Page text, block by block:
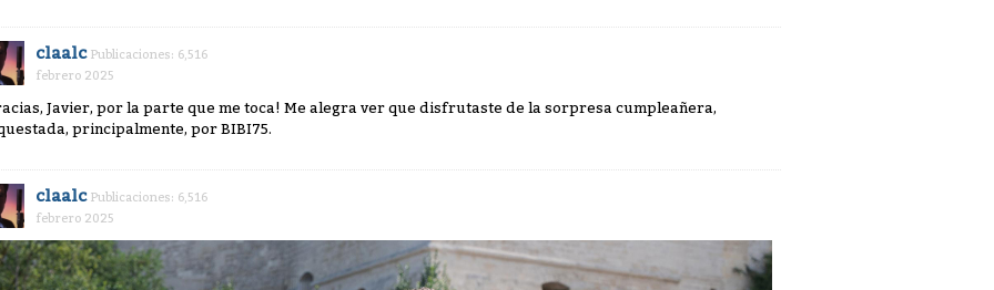
claalc Publicaciones: 6,516
febrero 2025
Javier, por la parte que me toca! Me alegra ver que disfrutaste de la sorpresa cumpleañera,
principalmente, por BIBI75.
claalc Publicaciones: 6,516
febrero 2025